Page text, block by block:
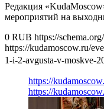
Редакция
мероприятий на
0 RUB https://
https://kudamoscow.ru/
1-i-2-avgusta-v-moskve-
https://
https://